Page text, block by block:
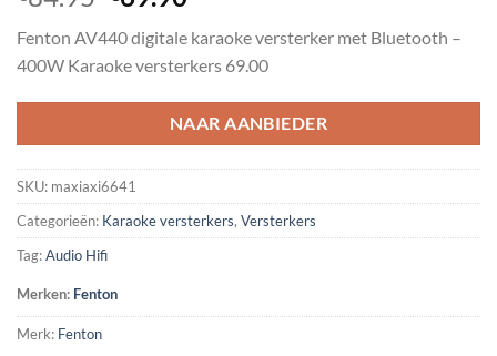
was:
€84.95.
is:
€69.90.
Fenton AV440 digitale karaoke versterker met Bluetooth –
400W Karaoke versterkers 69.00
NAAR AANBIEDER
SKU: maxiaxi6641
Categorieën: Karaoke versterkers, Versterkers
Tag:Audio Hifi
Merken: Fenton
Merk: Fenton